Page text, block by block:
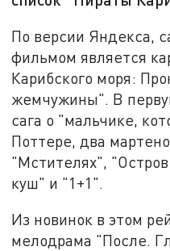
По версии Яндекса,
фильмом является
Карибского моря:
жемчужины". В
сага о "мальчике,
Поттере, два
"Мстителях",
куш" и "1+1".
Из новинок в этом
мелодрама "После.